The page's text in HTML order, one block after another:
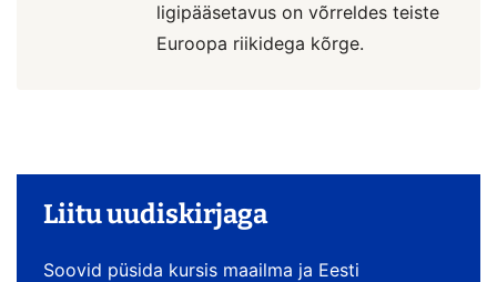
ligipääsetavus on võrreldes teiste
Euroopa riikidega kõrge.
Liitu uudiskirjaga
Soovid püsida kursis maailma ja Eesti